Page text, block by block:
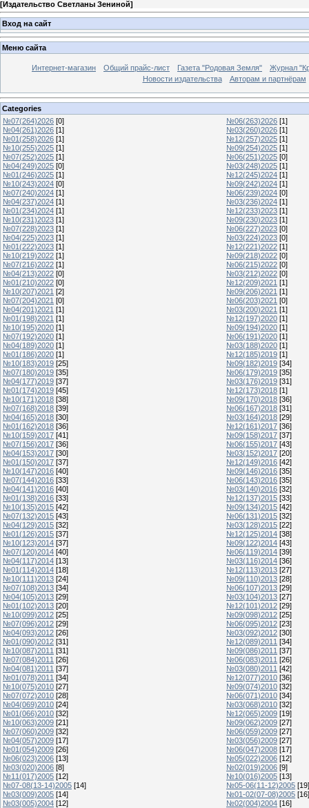
[Издательство Светланы Зениной]
Вход на сайт
Меню сайта
Интернет-магазин Общий прайс-лист Газета "Родовая Земля"
Журнал
Новости издательства
Авторам и партнёрам
Categories
№07(264)2026 [0] №06(263)2026 [1]
№04(261)2026 [1] №03(260)2026 [1]
№01(258)2026 [1] №12(257)2025 [1]
№10(255)2025 [1] №09(254)2025 [1]
№07(252)2025 [1] №06(251)2025 [0]
№04(249)2025 [0] №03(248)2025 [1]
№01(246)2025 [1] №12(245)2024 [1]
№10(243)2024 [0] №09(242)2024 [1]
№07(240)2024 [1] №06(239)2024 [0]
№04(237)2024 [1] №03(236)2024 [1]
№01(234)2024 [1] №12(233)2023 [1]
№10(231)2023 [1] №09(230)2023 [1]
№07(228)2023 [1] №06(227)2023 [0]
№04(225)2023 [1] №03(224)2023 [0]
№01(222)2023 [1] №12(221)2022 [1]
№10(219)2022 [1] №09(218)2022 [0]
№07(216)2022 [1] №06(215)2022 [0]
№04(213)2022 [0] №03(212)2022 [0]
№01(210)2022 [0] №12(209)2021 [1]
№10(207)2021 [2] №09(206)2021 [1]
№07(204)2021 [0] №06(203)2021 [0]
№04(201)2021 [1] №03(200)2021 [1]
№01(198)2021 [1] №12(197)2020 [1]
№10(195)2020 [1] №09(194)2020 [1]
№07(192)2020 [1] №06(191)2020 [1]
№04(189)2020 [1] №03(188)2020 [1]
№01(186)2020 [1] №12(185)2019 [1]
№10(183)2019 [25] №09(182)2019 [34]
№07(180)2019 [35] №06(179)2019 [35]
№04(177)2019 [37] №03(176)2019 [31]
№01(174)2019 [45] №12(173)2018 [1]
№10(171)2018 [38] №09(170)2018 [36]
№07(168)2018 [39] №06(167)2018 [31]
№04(165)2018 [30] №03(164)2018 [29]
№01(162)2018 [36] №12(161)2017 [36]
№10(159)2017 [41] №09(158)2017 [37]
№07(156)2017 [36] №06(155)2017 [43]
№04(153)2017 [30] №03(152)2017 [20]
№01(150)2017 [37] №12(149)2016 [42]
№10(147)2016 [40] №09(146)2016 [35]
№07(144)2016 [33] №06(143)2016 [35]
№04(141)2016 [40] №03(140)2016 [32]
№01(138)2016 [33] №12(137)2015 [33]
№10(135)2015 [42] №09(134)2015 [42]
№07(132)2015 [43] №06(131)2015 [32]
№04(129)2015 [32] №03(128)2015 [22]
№01(126)2015 [37] №12(125)2014 [38]
№10(123)2014 [37] №09(122)2014 [43]
№07(120)2014 [40] №06(119)2014 [39]
№04(117)2014 [13] №03(116)2014 [36]
№01(114)2014 [18] №12(113)2013 [27]
№10(111)2013 [24] №09(110)2013 [28]
№07(108)2013 [34] №06(107)2013 [29]
№04(105)2013 [29] №03(104)2013 [27]
№01(102)2013 [20] №12(101)2012 [29]
№10(099)2012 [25] №09(098)2012 [25]
№07(096)2012 [29] №06(095)2012 [23]
№04(093)2012 [26] №03(092)2012 [30]
№01(090)2012 [31] №12(089)2011 [34]
№10(087)2011 [31] №09(086)2011 [37]
№07(084)2011 [26] №06(083)2011 [26]
№04(081)2011 [37] №03(080)2011 [42]
№01(078)2011 [34] №12(077)2010 [36]
№10(075)2010 [27] №09(074)2010 [32]
№07(072)2010 [28] №06(071)2010 [34]
№04(069)2010 [24] №03(068)2010 [32]
№01(066)2010 [32] №12(065)2009 [19]
№10(063)2009 [21] №09(062)2009 [27]
№07(060)2009 [32] №06(059)2009 [27]
№04(057)2009 [17] №03(056)2009 [27]
№01(054)2009 [26] №06(047)2008 [17]
№06(023)2006 [13] №05(022)2006 [12]
№03(020)2006 [8] №02(019)2006 [9]
№11(017)2005 [12] №10(016)2005 [13]
№07-08(13-14)2005 [14] №05-06(11-12)2005 [19]
№03(009)2005 [14] №01-02(07-08)2005 [16]
№03(005)2004 [12] №02(004)2004 [16]